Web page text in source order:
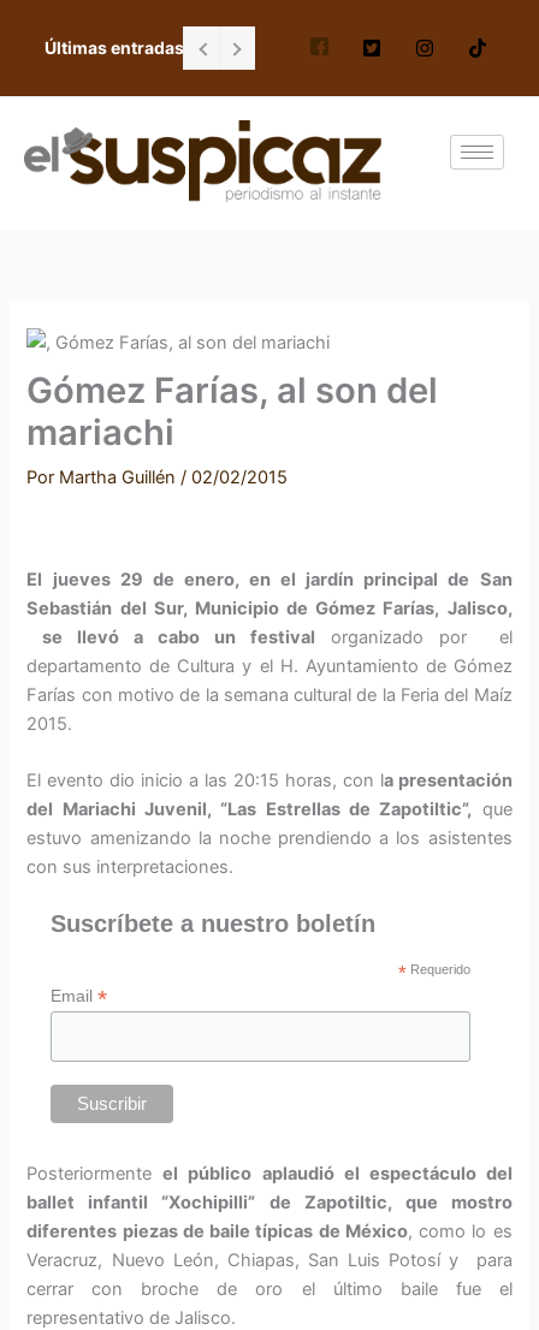
Últimas entradas Por falta de docentes, toman escuela
Gómez Farías, al son del
mariachi
Por Martha Guillén/02/02/2015
El jueves 29 de enero, en el jardín principal de San
Sebastián del Sur, Municipio de Gómez Farías, Jalisco,
se llevó a cabo un festival organizado por el
departamento de Cultura y el H. Ayuntamiento de Gómez
Farías con motivo de la semana cultural de la Feria del Maíz
2015.
El evento dio inicio a las 20:15 horas, con la presentación
del Mariachi Juvenil, “Las Estrellas de Zapotiltic”, que
estuvo amenizando la noche prendiendo a los asistentes
con sus interpretaciones.
Suscríbete a nuestro boletín
* Requerido
Email*
Posteriormenteel público aplaudió el espectáculo del
ballet infantil “Xochipilli” de Zapotiltic, que mostro
diferentes piezas de baile típicas de México, como lo es
Veracruz, Nuevo León, Chiapas, San Luis Potosí y para
cerrar con broche de oro el último baile fue el
representativo de Jalisco.